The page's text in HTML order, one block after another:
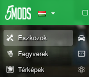
Eszközök
Fegyverek
Térképek